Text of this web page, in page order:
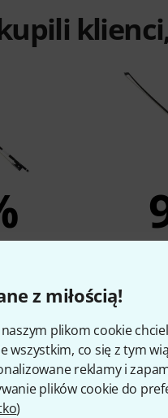
z miłością!
naszym plikom cookie
wszystkim, co się z tym
reklamy i
plików cookie do
)